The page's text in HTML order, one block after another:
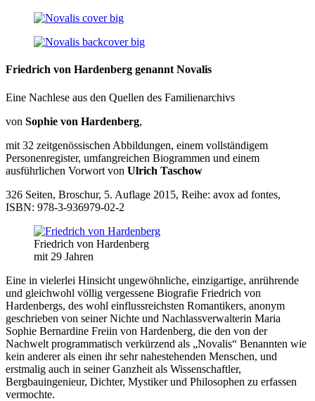
Friedrich von Hardenberg genannt Novalis
Eine Nachlese aus den Quellen des Familienarchivs
von Sophie von Hardenberg,
mit 32 zeitgenössischen Abbildungen, einem vollständigem
Personenregister, umfangreichen Biogrammen und einem
ausführlichen Vorwort von Ulrich Taschow
326 Seiten, Broschur, 5. Auflage 2015, Reihe: avox ad fontes,
ISBN: 978-3-936979-02-2
Friedrich von Hardenberg
mit 29 Jahren
Eine in vielerlei Hinsicht ungewöhnliche, einzigartige, anrührende
und gleichwohl völlig vergessene Biografie Friedrich von
Hardenbergs, des wohl einflussreichsten Romantikers, anonym
geschrieben von seiner Nichte und Nachlassverwalterin Maria
Sophie Bernardine Freiin von Hardenberg, die den von der
Nachwelt programmatisch verkürzend als „Novalis“ Benannten wie
kein anderer als einen ihr sehr nahestehenden Menschen, und
erstmalig auch in seiner Ganzheit als Wissenschaftler,
Bergbauingenieur, Dichter, Mystiker und Philosophen zu erfassen
vermochte.